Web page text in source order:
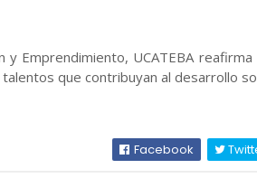
Emprendimiento, UCATEBA
que contribuyan al desarrollo
Facebook